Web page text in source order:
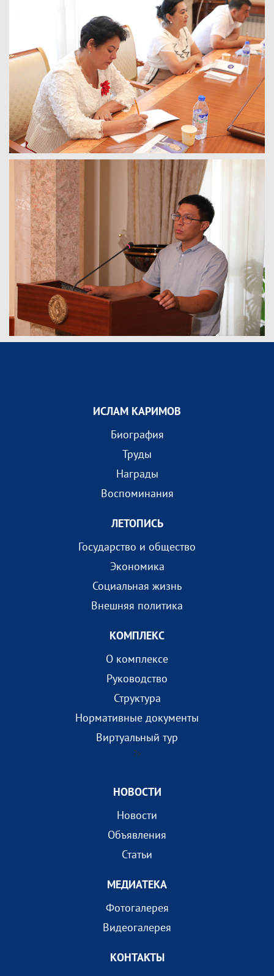
ИСЛАМ КАРИМОВ
Биография
Труды
Награды
Воспоминания
ЛЕТОПИСЬ
Государство и общество
Экономика
Социальная жизнь
Внешняя политика
КОМПЛEКС
О комплексе
Руководство
Структура
Нормативные документы
Виртуальный тур
?>
НОВОСТИ
Новости
Объявления
Статьи
МEДИАТEКА
Фотогалерея
Видеогалерея
КОНТАКТЫ